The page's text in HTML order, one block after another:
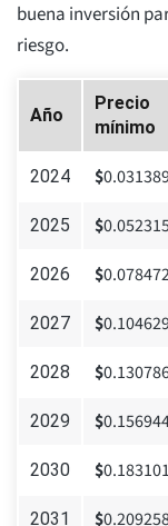
buena inversión
riesgo.
Año
Precio
mínimo
2024 $
2025 $
2026 $
2027 $
2028 $
2029 $
2030 $0.183101
2031 $